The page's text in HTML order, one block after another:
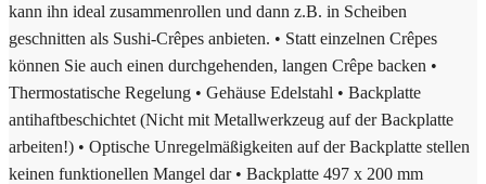
kann ihn ideal zusammenrollen und dann z.B. in Scheiben
geschnitten als Sushi-Crêpes anbieten. • Statt einzelnen Crêpes
können Sie auch einen durchgehenden, langen Crêpe backen •
Thermostatische Regelung • Gehäuse Edelstahl • Backplatte
antihaftbeschichtet (Nicht mit Metallwerkzeug auf der Backplatte
arbeiten!) • Optische Unregelmäßigkeiten auf der Backplatte stellen
keinen funktionellen Mangel dar • Backplatte 497 x 200 mm